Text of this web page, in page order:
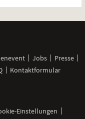
Jobs
Presse
Kontaktformular
Einstellungen